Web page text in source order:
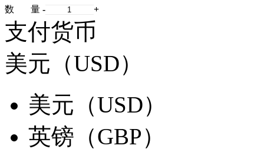
数 量 - +
支付货币
美元（USD）
美元（USD）
英镑（GBP）